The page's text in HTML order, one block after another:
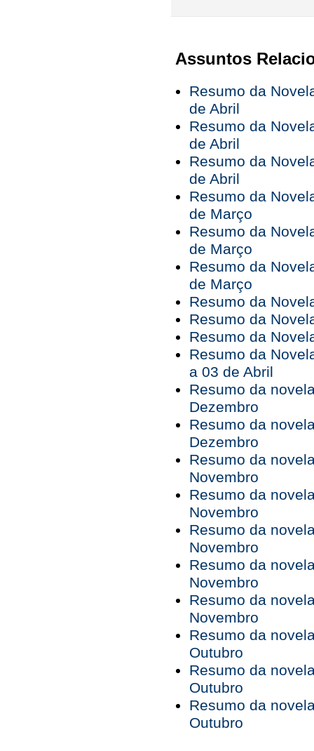
Assuntos
Resumo da
de Abril
Resumo da
de Abril
Resumo da
de Abril
Resumo da
de Março
Resumo da
de Março
Resumo da
de Março
Resumo da
Resumo da
Resumo da
Resumo da
a 03 de Abril
Resumo da
Dezembro
Resumo da
Dezembro
Resumo da
Novembro
Resumo da
Novembro
Resumo da
Novembro
Resumo da
Novembro
Resumo da
Novembro
Resumo da
Outubro
Resumo da
Outubro
Resumo da
Outubro